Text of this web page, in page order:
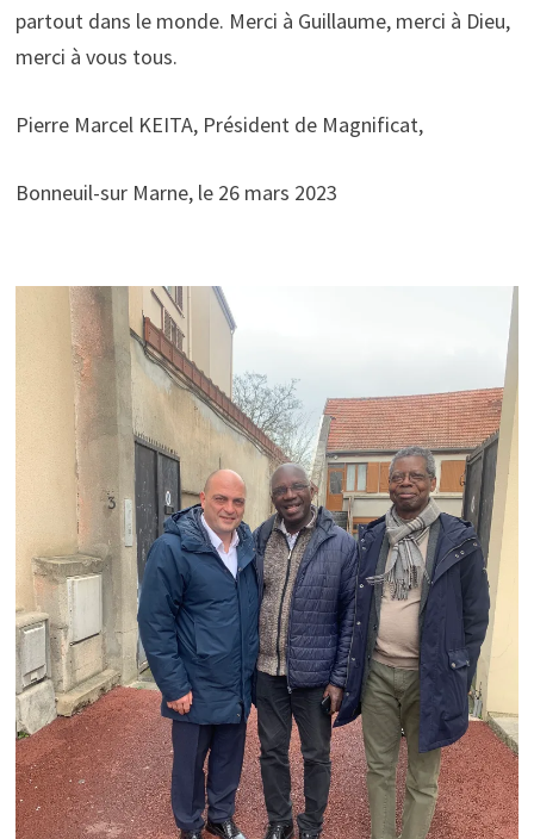
partout dans le monde. Merci à Guillaume, merci à Dieu,
merci à vous tous.
Pierre Marcel KEITA, Président de Magnificat,
Bonneuil-sur Marne, le 26 mars 2023